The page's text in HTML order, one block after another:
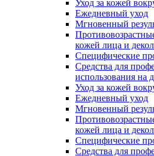
Уход за кожей
Ежедневный уход
Мгновенный
кожей лица и
Специфические
Средства для
использования на
Уход за кожей
Ежедневный уход
Мгновенный
кожей лица и
Специфические
Средства для